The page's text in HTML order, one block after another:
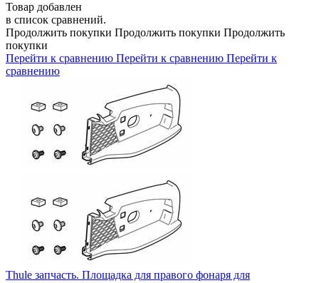
Товар добавлен
в список сравнений.
Продолжить покупки Продолжить покупки Продолжить
покупки
Перейти к сравнению Перейти к сравнению Перейти к
сравнению
Thule запчасть. Площадка для правого фонаря для